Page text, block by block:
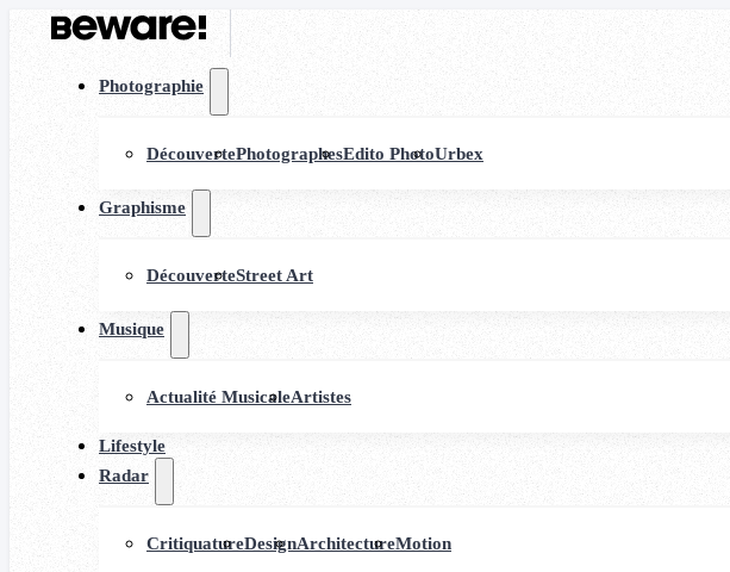
Photographie
DécouvertePhotographesEdito PhotoUrbex
Graphisme
DécouverteStreet Art
Musique
Actualité MusicaleArtistes
Lifestyle
Radar
CritiquatureDesignArchitectureMotion